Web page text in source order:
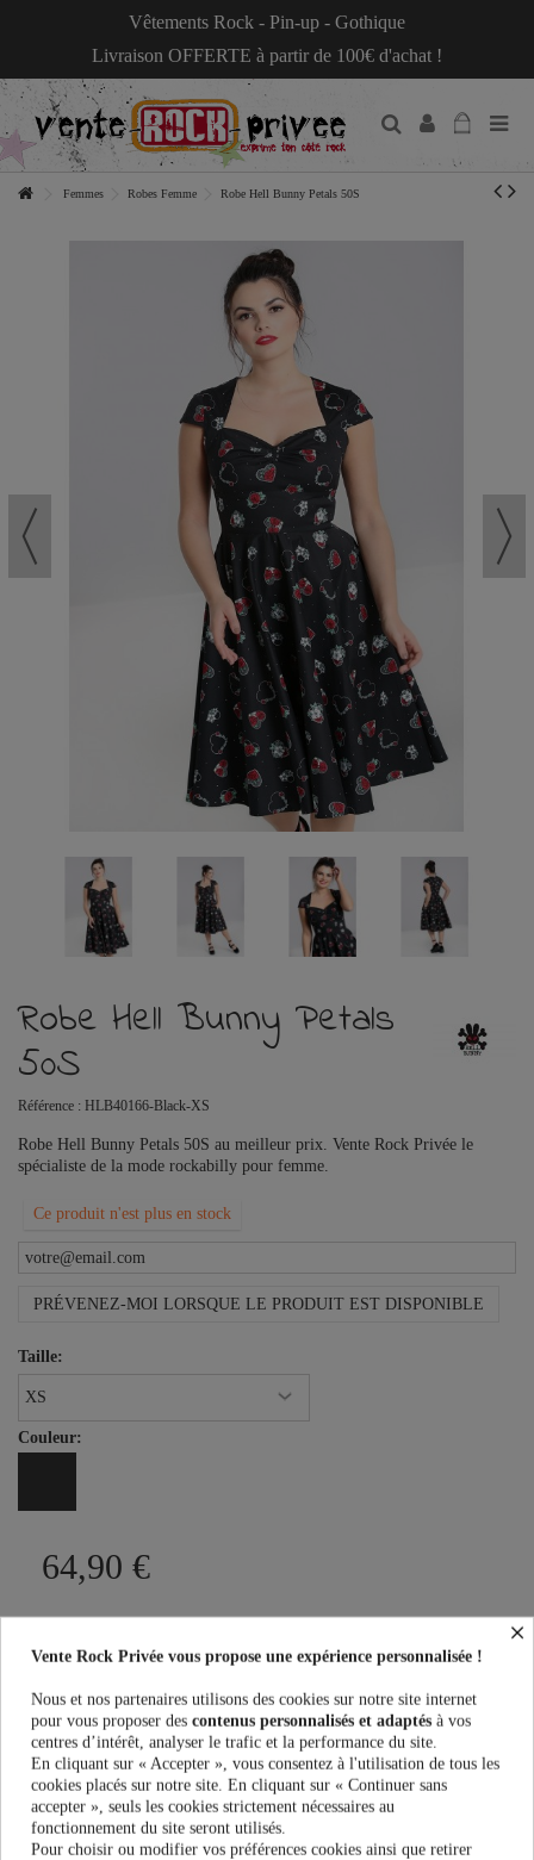
Vêtements Rock - Pin-up - Gothique
Livraison OFFERTE à partir de 100€ d'achat !
Femmes Robes Femme Robe Hell Bunny Petals 50S
Robe Hell Bunny Petals
50S
Référence : HLB40166-Black-XS
Robe Hell Bunny Petals 50S au meilleur prix. Vente Rock Privée le
spécialiste de la mode rockabilly pour femme.
Ce produit n'est plus en stock
PRÉVENEZ-MOI LORSQUE LE PRODUIT EST DISPONIBLE
Taille:
Couleur:
64,90 €
Plus que100,00 € et la livraison est offerte !
Guide des tailles
×
Vente Rock Privée vous propose une expérience personnalisée !
Nous et nos partenaires utilisons des cookies sur notre site internet
pour vous proposer des contenus personnalisés et adaptés à vos
centres d’intérêt, analyser le trafic et la performance du site.
En cliquant sur « Accepter », vous consentez à l'utilisation de tous les
cookies placés sur notre site. En cliquant sur « Continuer sans
accepter », seuls les cookies strictement nécessaires au
fonctionnement du site seront utilisés.
Pour choisir ou modifier vos préférences cookies ainsi que retirer